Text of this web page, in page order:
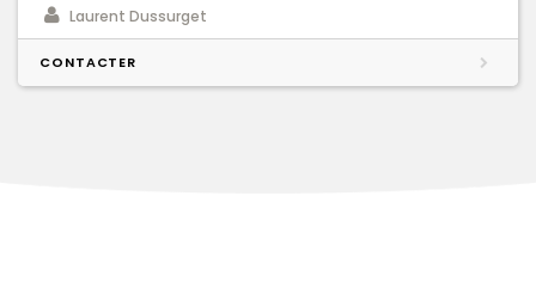
Laurent Dussurget
CONTACTER